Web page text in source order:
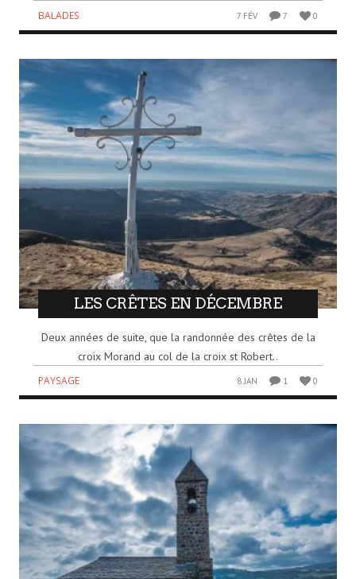
BALADES 7 FÉV 7 0
LES CRÊTES EN DÉCEMBRE
Deux années de suite, que la randonnée des crêtes de la
croix Morand au col de la croix st Robert..
PAYSAGE 8 JAN 1 0